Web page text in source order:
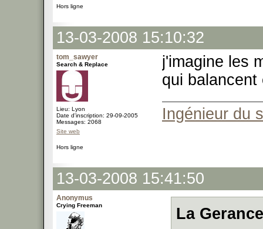
Hors ligne
13-03-2008 15:10:32
tom_sawyer
Search & Replace
Lieu: Lyon
Date d'inscription: 29-09-2005
Messages: 2068
Site web
j'imagine les
qui
Ingénieur du
Hors ligne
13-03-2008 15:41:50
Anonymus
Crying Freeman
La